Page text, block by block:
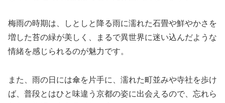
梅雨の時期は、しとしと降る雨に濡れた石畳や鮮やかさを
増した苔の緑が美しく、まるで異世界に迷い込んだような
情緒を感じられるのが魅力です。
また、雨の日には傘を片手に、濡れた町並みや寺社を歩け
ば、普段とはひと味違う京都の姿に出会えるので、忘れら